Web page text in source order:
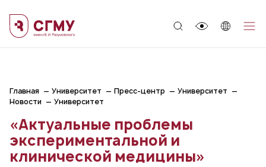
Главная Университет Пресс-центр
Университет
Новости
Университет
«Актуальные проблемы
экспериментальной и
клинической медицины»